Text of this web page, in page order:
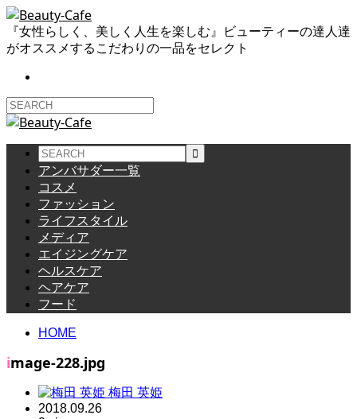
『女性らしく、美しく人生を楽しむ』ビューティーの達人達
がオススメするこだわりの一品をセレクト
アンバサダー一覧
コスメ
ファッション
ライフスタイル
メディア
エイジングケア
ヘルスケア
ヘアケア
フード
HOME
image-228.jpg
梅田 英姫
2018.09.26